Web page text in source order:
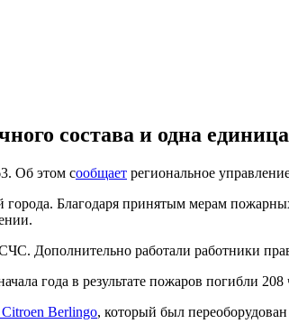
состава и одна
Об этом сообщает региональное
Благодаря принятым мерам
Дополнительно работали работники
года в результате пожаров погибли 208
Citroen Berlingo, который был